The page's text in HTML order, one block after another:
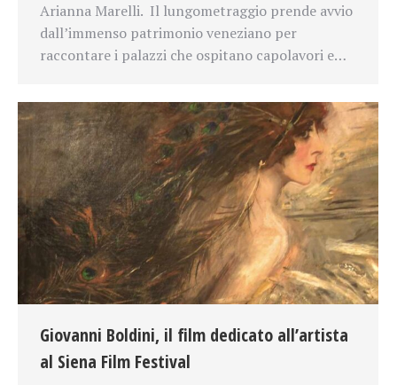
Arianna Marelli. Il lungometraggio prende avvio
dall’immenso patrimonio veneziano per
raccontare i palazzi che ospitano capolavori e…
Giovanni Boldini, il film dedicato all’artista
al Siena Film Festival